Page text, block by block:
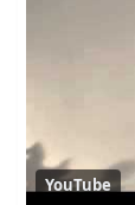
YouTube